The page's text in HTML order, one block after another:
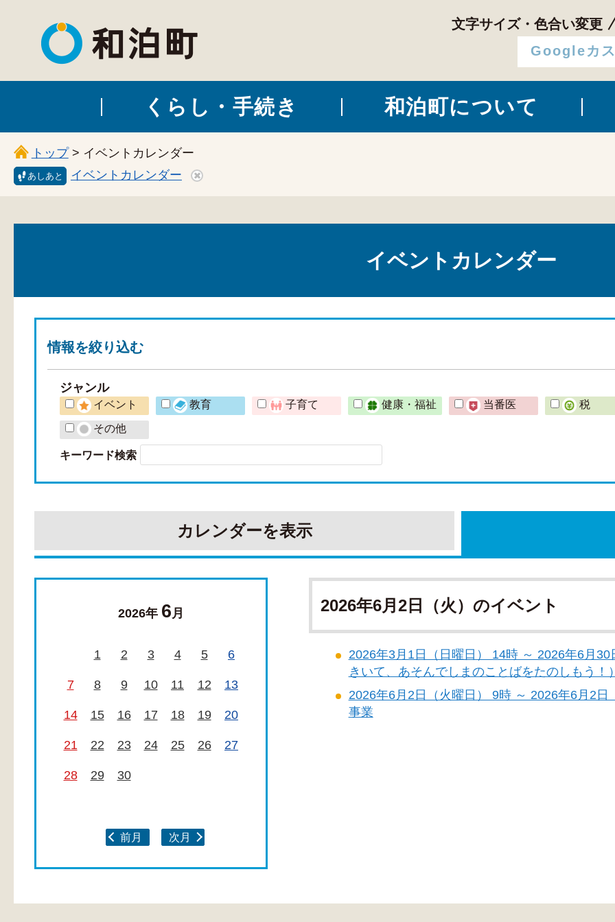
和泊町
文字サイズ・色合い変更
くらし・手続き 和泊町について
トップ> イベントカレンダー
あしあと イベントカレンダー
イベントカレンダー
情報を絞り込む
ジャンル
イベント 教育 子育て 健康・福祉 当番医
税
その他
キーワード検索
カレンダーを表示
2026年 6月
1 2 3 4 5 6
7 8 9 10 11 12 13
14 15 16 17 18 19 20
21 22 23 24 25 26 27
28 29 30
前月 次月
2026年6月2日（火）のイベント
2026年3月1日（日曜日） 14時 ～ 2026年6月
きいて、あそんでしまのことばをたのしもう！
2026年6月2日（火曜日） 9時 ～ 2026年6月2
事業